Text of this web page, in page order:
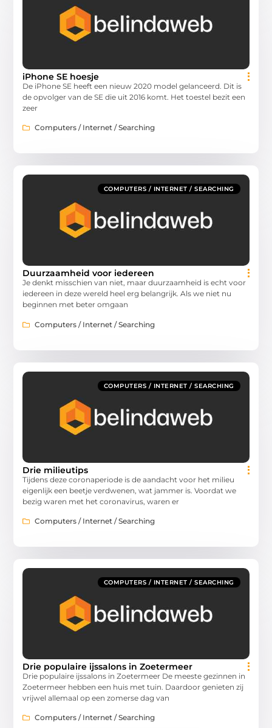
iPhone SE hoesje
De iPhone SE heeft een nieuw 2020 model gelanceerd. Dit is
de opvolger van de SE die uit 2016 komt. Het toestel bezit een
zeer
Computers / Internet / Searching
COMPUTERS / INTERNET / SEARCHING
Duurzaamheid voor iedereen
Je denkt misschien van niet, maar duurzaamheid is echt voor
iedereen in deze wereld heel erg belangrijk. Als we niet nu
beginnen met beter omgaan
Computers / Internet / Searching
COMPUTERS / INTERNET / SEARCHING
Drie milieutips
Tijdens deze coronaperiode is de aandacht voor het milieu
eigenlijk een beetje verdwenen, wat jammer is. Voordat we
bezig waren met het coronavirus, waren er
Computers / Internet / Searching
COMPUTERS / INTERNET / SEARCHING
Drie populaire ijssalons in Zoetermeer
Drie populaire ijssalons in Zoetermeer De meeste gezinnen in
Zoetermeer hebben een huis met tuin. Daardoor genieten zij
vrijwel allemaal op een zomerse dag van
Computers / Internet / Searching